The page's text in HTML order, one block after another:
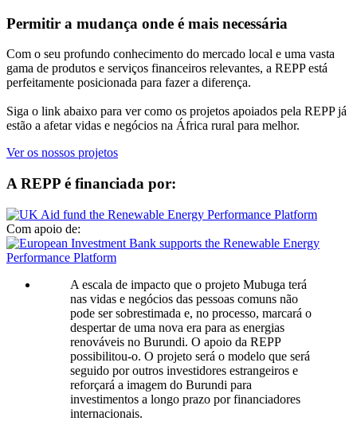
Permitir a mudança onde é mais necessária
Com o seu profundo conhecimento do mercado local e uma vasta
gama de produtos e serviços financeiros relevantes, a REPP está
perfeitamente posicionada para fazer a diferença.
Siga o link abaixo para ver como os projetos apoiados pela REPP já
estão a afetar vidas e negócios na África rural para melhor.
Ver os nossos projetos
A REPP é financiada por:
Com apoio de:
A escala de impacto que o projeto Mubuga terá
nas vidas e negócios das pessoas comuns não
pode ser sobrestimada e, no processo, marcará o
despertar de uma nova era para as energias
renováveis no Burundi. O apoio da REPP
possibilitou-o. O projeto será o modelo que será
seguido por outros investidores estrangeiros e
reforçará a imagem do Burundi para
investimentos a longo prazo por financiadores
internacionais.